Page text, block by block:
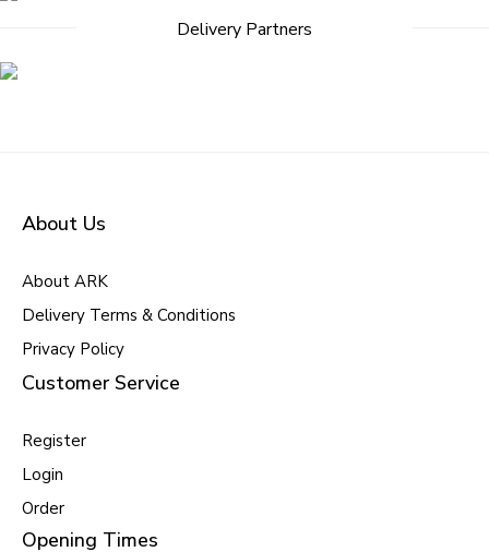
Delivery Partners
About Us
About ARK
Delivery Terms & Conditions
Privacy Policy
Customer Service
Register
Login
Order
Opening Times